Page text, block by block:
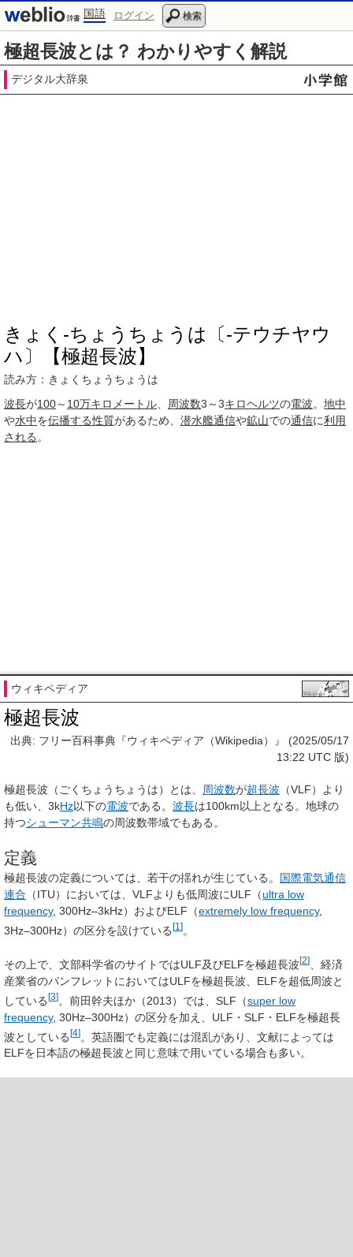
国語 ログイン 検索
極超長波とは？ わかりやすく解説
デジタル大辞泉
きょく‐ちょうちょうは〔‐テウチヤウ
ハ〕【極超長波】
読み方：きょくちょうちょうは
波長が100～ 10万キロメートル 周波数3～3キロヘルツの電波。 地中
や水中を伝播する性質があるため、 潜水艦通信や鉱山での通信に利用
される 。
ウィキペディア
極超長波
出典: フリー百科事典『ウィキペディア（Wikipedia）』 (2025/05/17
13:22 UTC 版)
極超長波 （ごくちょうちょうは）とは、 周波数が超長波 （VLF）より
も低い、3kHz以下の電波である。 波長は100km以上となる。地球の
持つシューマン共鳴の周波数帯域でもある。
定義
極超長波の定義については、若干の揺れが生じている。 国際電気通信
連合 （ITU）においては、VLFよりも低周波にULF （ultra low
frequency, 300Hz–3kHz）およびELF （extremely low frequency,
3Hz–300Hz）の区分を設けている [1 ] 。
その上で、文部科学省のサイトではULF及びELFを極超長波[2]
、経済
産業省のパンフレットにおいてはULFを極超長波、ELFを超低周波と
している [3] 。前田幹夫ほか（2013）では、 SLF （super low
frequency, 30Hz–300Hz）の区分を加え、ULF・SLF・ELFを極超長
波としている[4]。英語圏でも定義には混乱があり、文献によっては
ELFを日本語の極超長波と同じ意味で用いている場合も多い。